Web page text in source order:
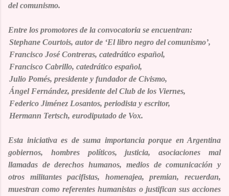
del comunismo.
Entre los promotores de la convocatoria se encuentran:
Stephane Courtois, autor de ‘El libro negro del comunismo’,
Francisco José Contreras, catedrático español,
Francisco Cabrillo, catedrático español,
Julio Pomés, presidente y fundador de Civismo,
Ángel Fernández, presidente del Club de los Viernes,
Federico Jiménez Losantos, periodista y escritor,
Hermann Tertsch, eurodiputado de Vox.
Esta iniciativa es de suma importancia porque en Argentina
gobiernos, hombres políticos, justicia, asociaciones mal
llamadas de derechos humanos, medios de comunicación y
otros militantes pacifistas, homenajea, premian, recuerdan,
muestran como referentes humanistas o justifican sus acciones